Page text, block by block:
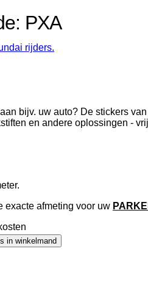
PXA
rijders.
bijv. uw auto? De stickers
en andere oplossingen -
exacte afmeting voor uw